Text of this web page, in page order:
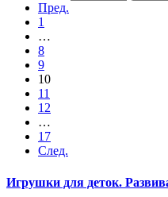
Пред.
1
…
8
9
10
11
12
…
17
След.
Игрушки для деток.